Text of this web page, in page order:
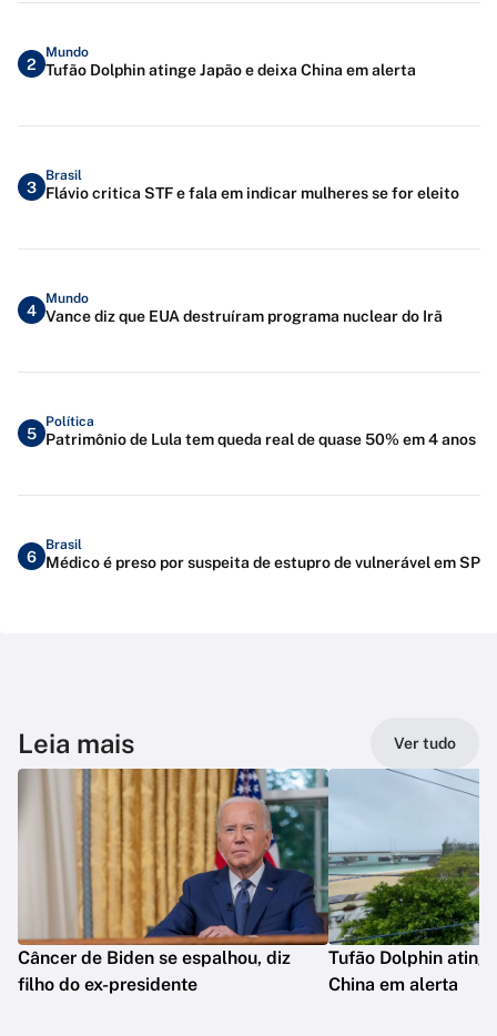
2
Mundo
Tufão Dolphin atinge Japão e deixa China em alerta
3
Brasil
Flávio critica STF e fala em indicar mulheres se for eleito
4
Mundo
Vance diz que EUA destruíram programa nuclear do Irã
5
Política
Patrimônio de Lula tem queda real de quase 50% em 4 anos
6
Brasil
Médico é preso por suspeita de estupro de vulnerável em SP
Leia mais Ver tudo
Câncer de Biden se espalhou, diz
filho do ex-presidente
Tufão Dolphin
China em alerta